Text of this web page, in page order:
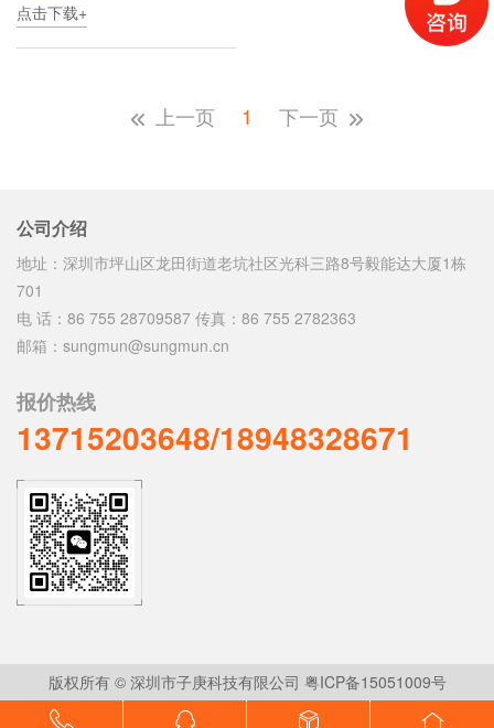
点击下载+
上一页 1 下一页
公司介绍
地址：深圳市坪山区龙田街道老坑社区光科三路8号毅能达大厦1栋
701
电 话：86 755 28709587 传真：86 755 2782363
邮箱：sungmun@sungmun.cn
报价热线
13715203648/18948328671
版权所有 © 深圳市子庚科技有限公司 粤ICP备15051009号